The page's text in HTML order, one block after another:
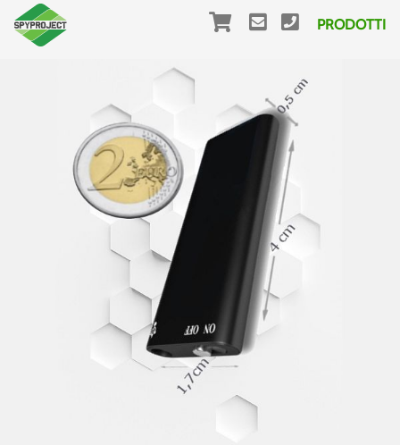
PRODOTTI